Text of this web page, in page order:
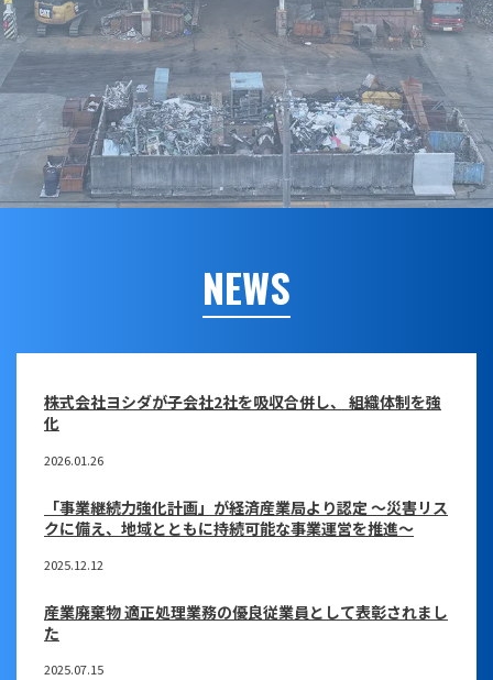
NEWS
株式会社ヨシダが子会社2社を吸収合併し、 組織体制を強
化
2026.01.26
「事業継続力強化計画」が経済産業局より認定 ～災害リス
クに備え、地域とともに持続可能な事業運営を推進～
2025.12.12
産業廃棄物 適正処理業務の優良従業員として表彰されまし
た
2025.07.15